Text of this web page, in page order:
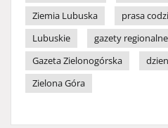
Ziemia Lubuska
prasa
Lubuskie
gazety regionalne
Gazeta Zielonogórska
Zielona Góra